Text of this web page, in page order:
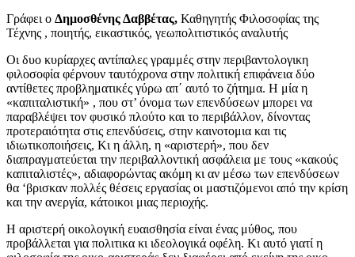
Γράφει ο Δημοσθένης Δαββέτας, Καθηγητής Φιλοσοφίας της
Τέχνης , ποιητής, εικαστικός, γεωπολιτιστικός αναλυτής
Οι δυο κυρίαρχες αντίπαλες γραμμές στην περιβαντολογικη
φιλοσοφία φέρνουν ταυτόχρονα στην πολιτική επιφάνεια δύο
αντίθετες προβληματικές γύρω απ΄ αυτό το ζήτημα. Η μία η
«καπιταλιστική» , που στ’ όνομα των επενδύσεων μπορει να
παραβλέψει τον φυσικό πλούτο και το περιβάλλον, δίνοντας
προτεραιότητα στις επενδύσεις, στην καινοτομια και τις
ιδιωτικοποιήσεις, Κι η άλλη, η «αριστερή», που δεν
διαπραγματεύεται την περιβαλλοντική ασφάλεια με τους «κακούς
καπιταλιστές», αδιαφορώντας ακόμη κι αν μέσω των επενδύσεων
θα ‘βρισκαν πολλές θέσεις εργασίας οι μαστιζόμενοι από την κρίση
και την ανεργία, κάτοικοι μιας περιοχής.
Η αριστερή οικολογική ευαισθησία είναι ένας μύθος, που
προβάλλεται για πολιτικα κι ιδεολογικά οφέλη. Κι αυτό γιατί η